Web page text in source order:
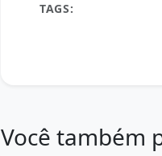
TAGS:
Você também